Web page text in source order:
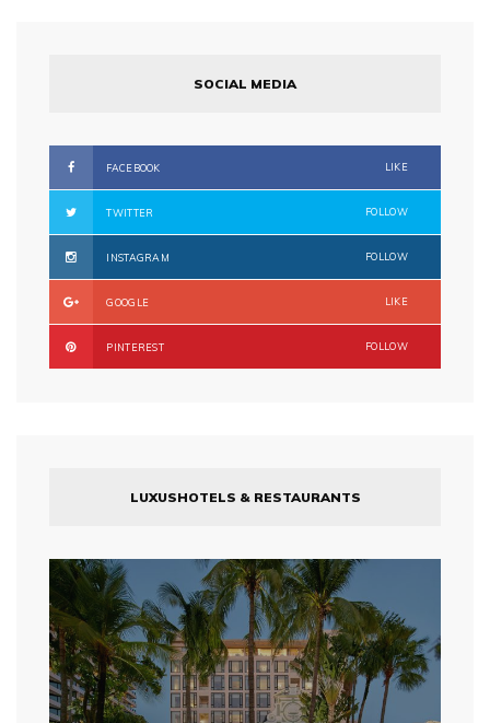
SOCIAL MEDIA
FACEBOOK LIKE
TWITTER FOLLOW
INSTAGRAM FOLLOW
GOOGLE LIKE
PINTEREST FOLLOW
LUXUSHOTELS & RESTAURANTS